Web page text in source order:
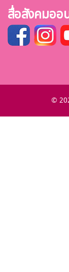
สื่อสังคมออ
©